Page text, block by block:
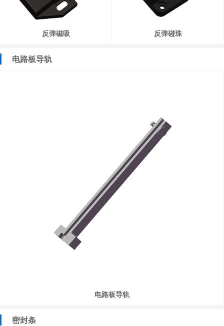
反弹磁吸 反弹碰珠
电路板导轨
电路板导轨
密封条